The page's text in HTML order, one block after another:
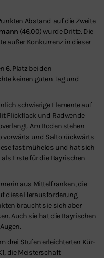
Abstand auf die Zweite
(46,00) wurde Dritte. Die
außer Konkurrenz in dieser
6. Platz bei den
keinen guten Tag und
schwierige Elemente auf
Flickflack und Radwende
Am Boden stehen
und Salto rückwärts
fast mühelos und hat sich
Erste für die Bayrischen
aus Mittelfranken, die
diese Herausforderung
braucht sie sich aber
Auch sie hat die Bayrischen
drei Stufen erleichterten Kür-
die Meisterschaft